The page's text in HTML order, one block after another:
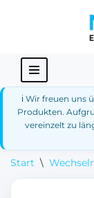
springen
ℹ️ Wir freuen uns
Produkten.
vereinzelt zu
Start \